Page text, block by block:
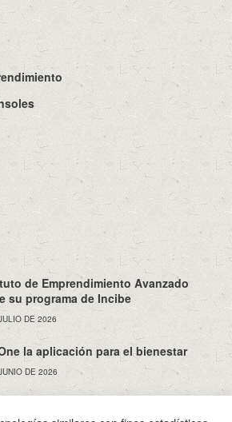
de Emprendimiento Avanzado
su programa de Incibe
DE 2026
la aplicación para el bienestar
DE 2026